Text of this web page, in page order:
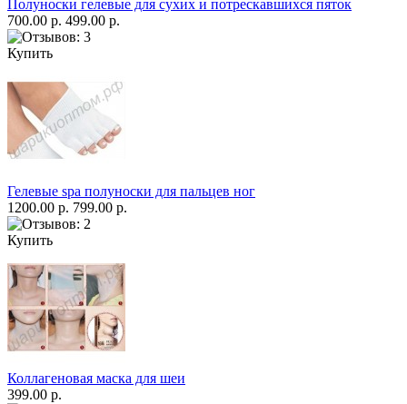
Полуноски гелевые для сухих и потрескавшихся пяток
700.00 р. 499.00 р.
Купить
Гелевые spa полуноски для пальцев ног
1200.00 р. 799.00 р.
Купить
Коллагеновая маска для шеи
399.00 р.